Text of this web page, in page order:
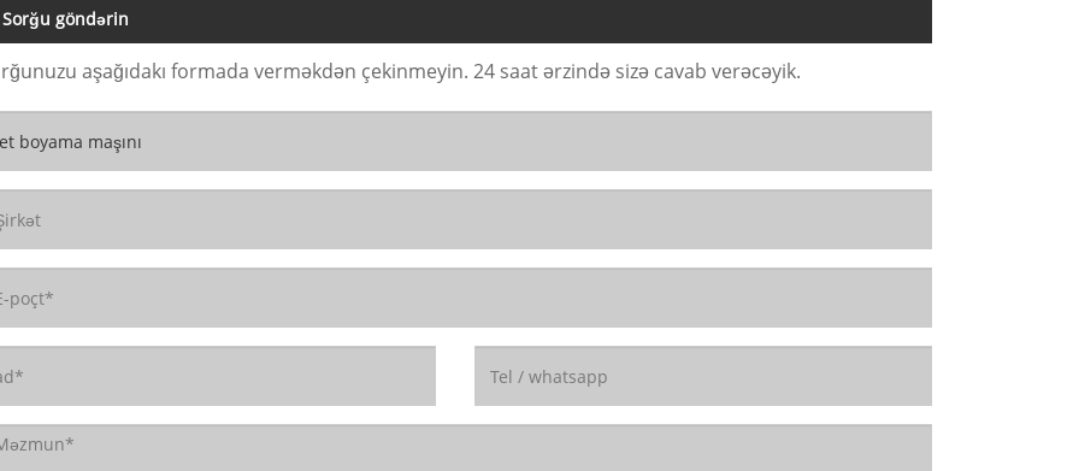
Sorğu göndərin
aşağıdakı formada verməkdən çekinmeyin. 24 saat ərzində sizə cavab verəcəyik.